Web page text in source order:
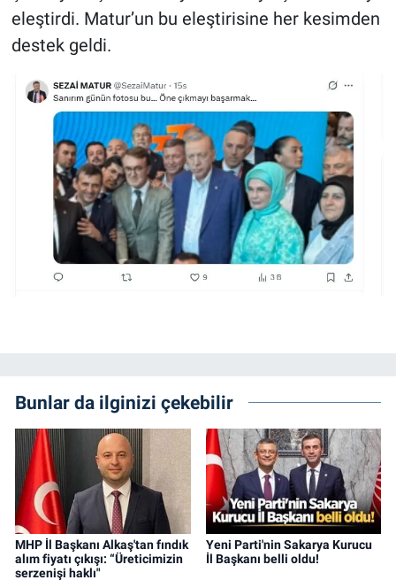
eleştirdi. Matur’un bu eleştirisine her kesimden
destek geldi.
Bunlar da ilginizi çekebilir
MHP İl Başkanı Alkaş'tan fındık
alım fiyatı çıkışı: “Üreticimizin
serzenişi haklı"
Yeni Parti'nin Sakarya Kurucu
İl Başkanı belli oldu!